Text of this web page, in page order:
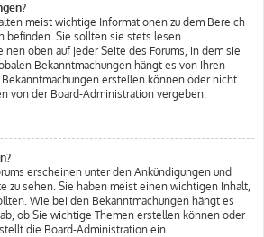
meist wichtige Informationen zu dem Bereich
befinden. Sie sollten sie stets lesen.
oben auf jeder Seite des Forums, in dem sie
Bekanntmachungen hängt es von Ihren
erstellen können oder nicht.
von der Board-Administration vergeben.
erscheinen unter den Ankündigungen und
zu sehen. Sie haben meist einen wichtigen Inhalt,
Wie bei den Bekanntmachungen hängt es
ob Sie wichtige Themen erstellen können oder
die Board-Administration ein.